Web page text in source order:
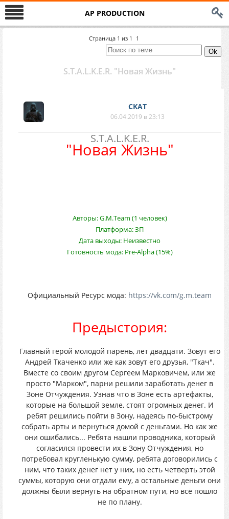
AP PRODUCTION
Страница 1 из 1 1
S.T.A.L.K.E.R. "Новая Жизнь"
CKAT
06.04.2019 в 23:13
S.T.A.L.K.E.R.
"Новая Жизнь"
Авторы: G.M.Team (1 человек)
Платформа: ЗП
Дата выходы: Неизвестно
Готовность мода: Pre-Alpha (15%)
Официальный Ресурс мода: https://vk.com/g.m.team
Предыстория:
Главный герой молодой парень, лет двадцати. Зовут его
Андрей Ткаченко или же как зовут его друзья, "Ткач".
Вместе со своим другом Сергеем Марковичем, или же
просто "Марком", парни решили заработать денег в
Зоне Отчуждения. Узнав что в Зоне есть артефакты,
которые на большой земле, стоят огромных денег. И
ребят решились пойти в Зону, надеясь по-быстрому
собрать арты и вернуться домой с деньгами. Но как же
они ошибались... Ребята нашли проводника, который
согласился провести их в Зону Отчуждения, но
потребовал кругленькую сумму, ребята договорились с
ним, что таких денег нет у них, но есть четверть этой
суммы, которую они отдали ему, а остальные деньги они
должны были вернуть на обратном пути, но всё пошло
не по плану.